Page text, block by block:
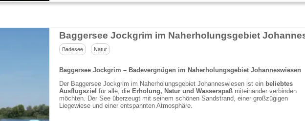
Badesee Natur
Baggersee Jockgrim – Badevergnügen im Naherholungsgebiet Johanneswiesen
Der Baggersee Jockgrim im Naherholungsgebiet Johanneswiesen ist einbeliebtes
Ausflugsziel für alle, die Erholung, Natur und Wasserspaßmiteinander verbinden
möchten. Der See überzeugt mit seinem schönen Sandstrand, einer großzügigen
Liegewiese und einer entspannten Atmosphäre.